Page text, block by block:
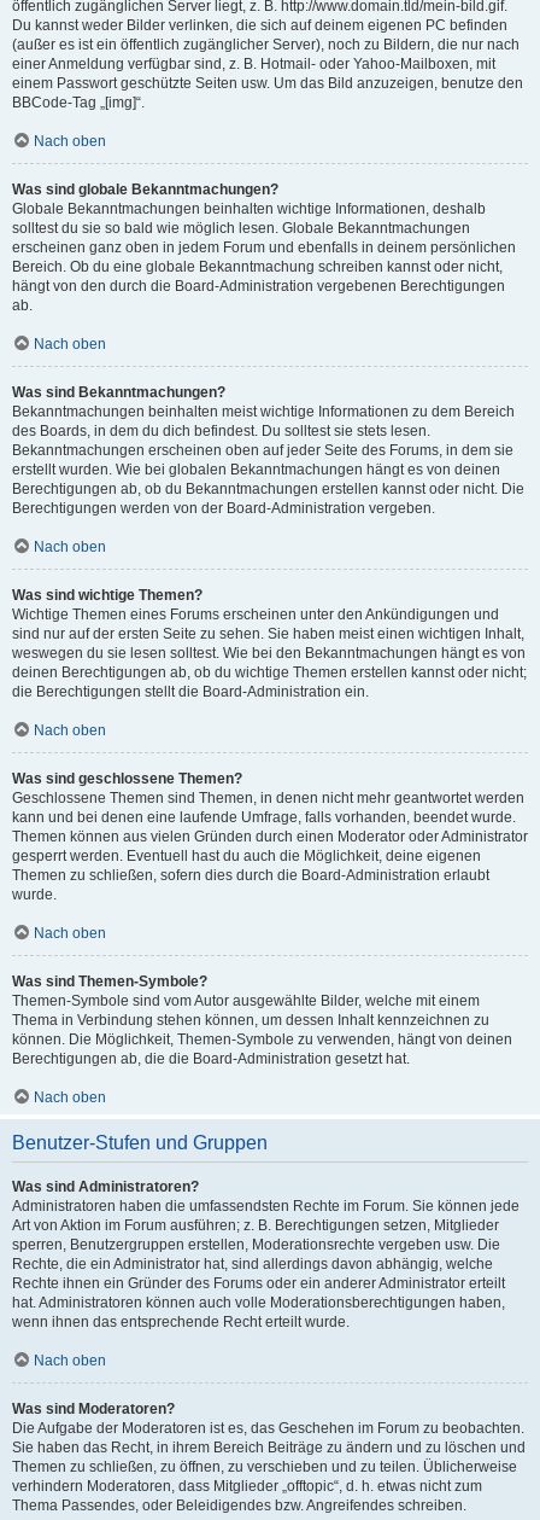
öffentlich zugänglichen Server liegt, z. B. http://www.domain.tld/mein-bild.gif.
Du kannst weder Bilder verlinken, die sich auf deinem eigenen PC befinden
(außer es ist ein öffentlich zugänglicher Server), noch zu Bildern, die nur nach
einer Anmeldung verfügbar sind, z. B. Hotmail- oder Yahoo-Mailboxen, mit
einem Passwort geschützte Seiten usw. Um das Bild anzuzeigen, benutze den
BBCode-Tag „[img]“.
Nach oben
Was sind globale Bekanntmachungen?
Globale Bekanntmachungen beinhalten wichtige Informationen, deshalb
solltest du sie so bald wie möglich lesen. Globale Bekanntmachungen
erscheinen ganz oben in jedem Forum und ebenfalls in deinem persönlichen
Bereich. Ob du eine globale Bekanntmachung schreiben kannst oder nicht,
hängt von den durch die Board-Administration vergebenen Berechtigungen
ab.
Nach oben
Was sind Bekanntmachungen?
Bekanntmachungen beinhalten meist wichtige Informationen zu dem Bereich
des Boards, in dem du dich befindest. Du solltest sie stets lesen.
Bekanntmachungen erscheinen oben auf jeder Seite des Forums, in dem sie
erstellt wurden. Wie bei globalen Bekanntmachungen hängt es von deinen
Berechtigungen ab, ob du Bekanntmachungen erstellen kannst oder nicht. Die
Berechtigungen werden von der Board-Administration vergeben.
Nach oben
Was sind wichtige Themen?
Wichtige Themen eines Forums erscheinen unter den Ankündigungen und
sind nur auf der ersten Seite zu sehen. Sie haben meist einen wichtigen Inhalt,
weswegen du sie lesen solltest. Wie bei den Bekanntmachungen hängt es von
deinen Berechtigungen ab, ob du wichtige Themen erstellen kannst oder nicht;
die Berechtigungen stellt die Board-Administration ein.
Nach oben
Was sind geschlossene Themen?
Geschlossene Themen sind Themen, in denen nicht mehr geantwortet werden
kann und bei denen eine laufende Umfrage, falls vorhanden, beendet wurde.
Themen können aus vielen Gründen durch einen Moderator oder Administrator
gesperrt werden. Eventuell hast du auch die Möglichkeit, deine eigenen
Themen zu schließen, sofern dies durch die Board-Administration erlaubt
wurde.
Nach oben
Was sind Themen-Symbole?
Themen-Symbole sind vom Autor ausgewählte Bilder, welche mit einem
Thema in Verbindung stehen können, um dessen Inhalt kennzeichnen zu
können. Die Möglichkeit, Themen-Symbole zu verwenden, hängt von deinen
Berechtigungen ab, die die Board-Administration gesetzt hat.
Nach oben
Benutzer-Stufen und Gruppen
Was sind Administratoren?
Administratoren haben die umfassendsten Rechte im Forum. Sie können jede
Art von Aktion im Forum ausführen; z. B. Berechtigungen setzen, Mitglieder
sperren, Benutzergruppen erstellen, Moderationsrechte vergeben usw. Die
Rechte, die ein Administrator hat, sind allerdings davon abhängig, welche
Rechte ihnen ein Gründer des Forums oder ein anderer Administrator erteilt
hat. Administratoren können auch volle Moderationsberechtigungen haben,
wenn ihnen das entsprechende Recht erteilt wurde.
Nach oben
Was sind Moderatoren?
Die Aufgabe der Moderatoren ist es, das Geschehen im Forum zu beobachten.
Sie haben das Recht, in ihrem Bereich Beiträge zu ändern und zu löschen und
Themen zu schließen, zu öffnen, zu verschieben und zu teilen. Üblicherweise
verhindern Moderatoren, dass Mitglieder „offtopic“, d. h. etwas nicht zum
Thema Passendes, oder Beleidigendes bzw. Angreifendes schreiben.